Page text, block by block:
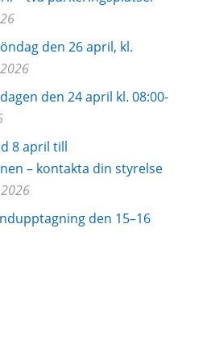
den 26 april, kl.
den 24 april kl. 08:00-
8 april till
– kontakta din styrelse
den 15–16